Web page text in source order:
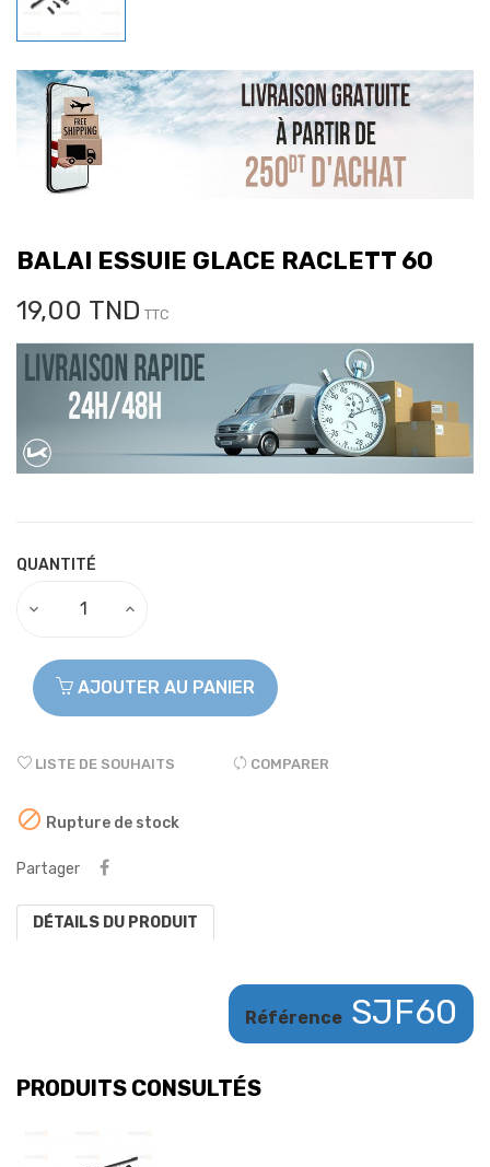
BALAI ESSUIE GLACE RACLETT 60
19,00 TND TTC
QUANTITÉ
AJOUTER AU PANIER
LISTE DE SOUHAITS COMPARER
 Rupture de stock
Partager
DÉTAILS DU PRODUIT
Référence SJF60
PRODUITS CONSULTÉS